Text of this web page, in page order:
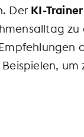
Der KI-